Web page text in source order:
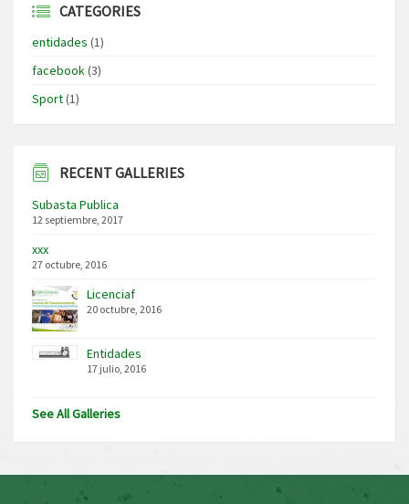
CATEGORIES
entidades (1)
facebook(3)
Sport(1)
RECENT GALLERIES
Subasta Publica
12 septiembre, 2017
xxx
27 octubre, 2016
Licenciaf
20 octubre, 2016
Entidades
17 julio, 2016
See All Galleries